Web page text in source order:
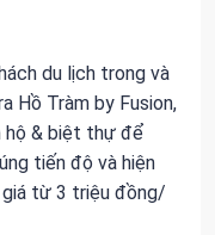
du lịch trong và
Hồ Tràm by Fusion,
hộ & biệt thự để
tiến độ và hiện
từ 3 triệu đồng/